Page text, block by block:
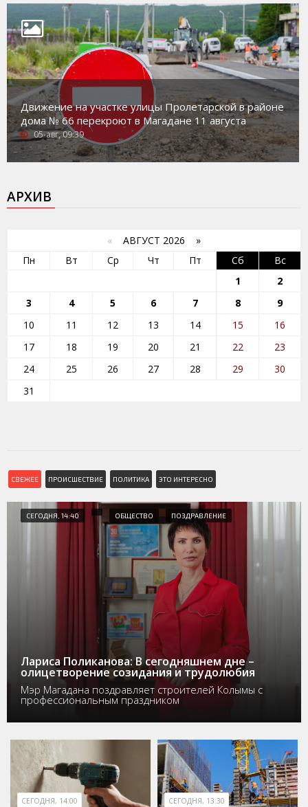
Движение на участке улицы Пролетарской в районе
дома № 66 перекроют в Магадане 11 августа
05-авг, 09:39
АРХИВ
« АВГУСТ 2026 »
Пн
Вт Ср Чт Пт Сб
Вс
1
2
3
4 5 6 7 8
9
10
11 12 13 14 15
16
17
18 19 20 21 22
23
24
25 26 27 28 29
30
31
СВЕЖЕЕ ПРОИСШЕСТВИЕ ПОЛИТИКА ЭТО ИНТЕРЕСНО
СЕГОДНЯ, 14:40 ОБЩЕСТВО ПОЗДРАВЛЕНИЕ
Лариса Поликанова: В сегодняшнем дне –
олицетворение созидания и трудолюбия
Мэр Магадана поздравляет строителей Колымы с
профессиональным праздником
СЕГОДНЯ, 14:00 СЕГОДНЯ, 13:30